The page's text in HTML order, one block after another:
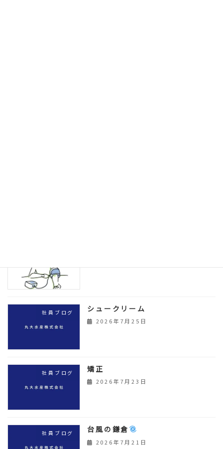
社員ブログ シュークリーム
2026年7月25日
社員ブログ 矯正
2026年7月23日
社員ブログ 台風の鎌倉
2026年7月21日